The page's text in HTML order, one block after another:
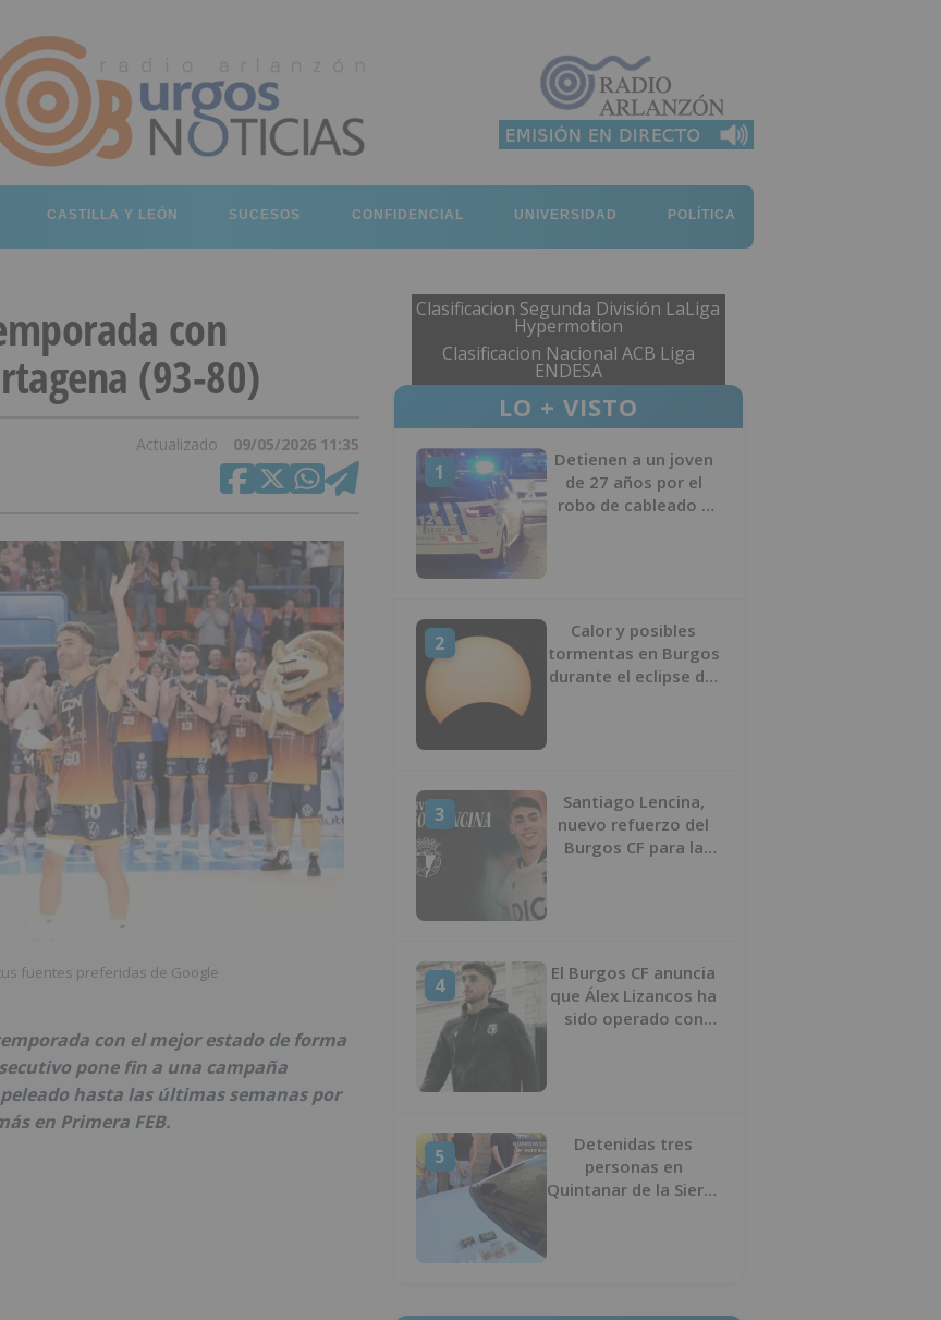
CASTILLA Y LEÓN SUCESOS CONFIDENCIAL UNIVERSIDAD POLÍTICA
con
(93-80)
Actualizado 09/05/2026 11:35
fuentes preferidas de Google
con el mejor estado de forma
pone fin a una campaña
hasta las últimas semanas por
en Primera FEB.
Clasificacion Segunda División LaLiga
Hypermotion
Clasificacion Nacional ACB Liga
ENDESA
LO + VISTO
1
Detienen a un joven
de 27 años por el
robo de cableado y
2
Calor y posibles
tormentas en Burgos
durante el eclipse del
3
Santiago Lencina,
nuevo refuerzo del
Burgos CF para la
4
El Burgos CF anuncia
que Álex Lizancos ha
sido operado con
5
Detenidas tres
personas en
Quintanar de la Sierra